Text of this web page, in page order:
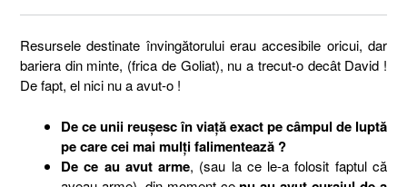
Resursele destinate învingătorului erau accesibile oricui, dar
bariera din minte, (frica de Goliat), nu a trecut-o decât David !
De fapt, el nici nu a avut-o !
De ce unii reuşesc în viaţă exact pe câmpul de luptă
pe care cei mai mulţi falimentează ?
De ce au avut arme, (sau la ce le-a folosit faptul că